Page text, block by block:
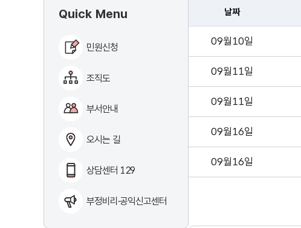
Quick Menu
민원신청
조직도
부서안내
오시는 길
상담센터 129
부정비리·공익신고센터
날짜
09월10일
09월11일
09월11일
09월16일
09월16일